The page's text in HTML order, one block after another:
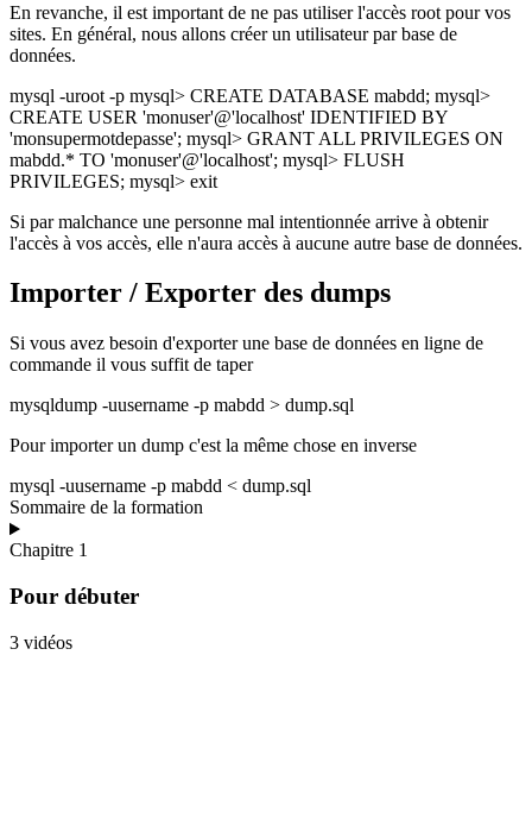
En revanche, il est important de ne pas utiliser l'accès root pour vos
sites. En général, nous allons créer un utilisateur par base de
données.
mysql -uroot -p mysql> CREATE DATABASE mabdd; mysql>
CREATE USER 'monuser'@'localhost' IDENTIFIED BY
'monsupermotdepasse'; mysql> GRANT ALL PRIVILEGES ON
mabdd.* TO 'monuser'@'localhost'; mysql> FLUSH
PRIVILEGES; mysql> exit
Si par malchance une personne mal intentionnée arrive à obtenir
l'accès à vos accès, elle n'aura accès à aucune autre base de données.
Importer / Exporter des dumps
Si vous avez besoin d'exporter une base de données en ligne de
commande il vous suffit de taper
mysqldump -uusername -p mabdd > dump.sql
Pour importer un dump c'est la même chose en inverse
mysql -uusername -p mabdd < dump.sql
Sommaire de la formation
Chapitre 1
Pour débuter
3 vidéos